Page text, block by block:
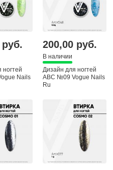
руб.
ногтей
Nails
200,00 руб.
В наличии
Дизайн для ногтей
ABC №09 Vogue Nails
Ru